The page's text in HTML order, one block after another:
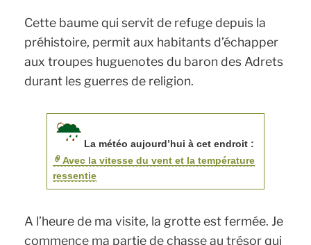
Cette baume qui servit de refuge depuis la
préhistoire, permit aux habitants d’échapper
aux troupes huguenotes du baron des Adrets
durant les guerres de religion.
La météo aujourd’hui à cet endroit :
Avec la vitesse du vent et la température
ressentie
A l’heure de ma visite, la grotte est fermée. Je
commence ma partie de chasse au trésor qui